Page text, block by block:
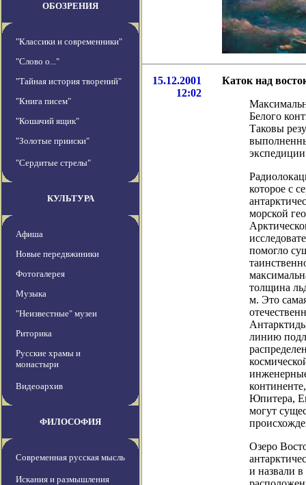
ОБОЗРЕНИЯ
"Классики и современники"
"Слово о..."
"Тайная история творений"
"Книга писем"
"Кошачий ящик"
"Золотые прииски"
"Сердитые стрелы"
КУЛЬТУРА
Афиша
Новые передвжиники
Фотогалерея
Музыка
"Неизвестные" музеи
Риторика
Русские храмы и
монастыри
Видеоархив
ФИЛОСОФИЯ
Современная русская мысль
Искания и размышления
15.12.2001
12:02
Каток над
Белого
Таковы
которое с
морской
помогло
толщина
м. Это
линию
Юпитера,
могут
Озеро
и назвали